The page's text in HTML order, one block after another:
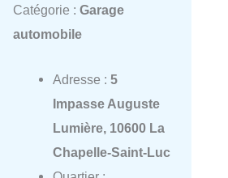
Catégorie : Garage
automobile
Adresse : 5
Impasse Auguste
Lumière, 10600 La
Chapelle-Saint-Luc